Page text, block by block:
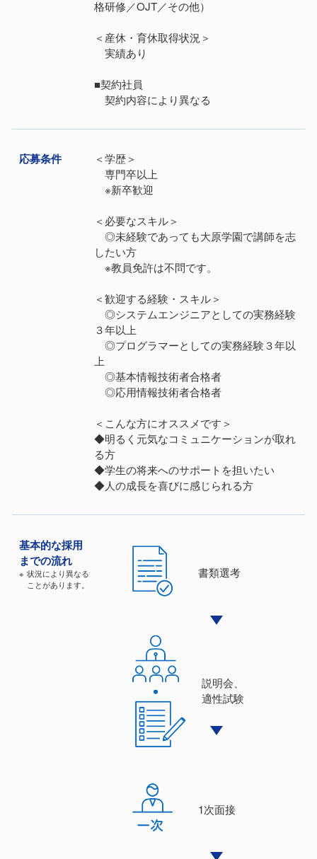
格研修／OJT／その他）
＜産休・育休取得状況＞
実績あり
■契約社員
契約内容により異なる
応募条件
＜学歴＞
専門卒以上
※新卒歓迎
＜必要なスキル＞
◎未経験であっても大原学園で講師を志
したい方
※教員免許は不問です。
＜歓迎する経験・スキル＞
◎システムエンジニアとしての実務経験
３年以上
◎プログラマーとしての実務経験３年以
上
◎基本情報技術者合格者
◎応用情報技術者合格者
＜こんな方にオススメです＞
◆明るく元気なコミュニケーションが取れ
る方
◆学生の将来へのサポートを担いたい
◆人の成長を喜びに感じられる方
基本的な採⽤
までの流れ
状況により異なる
ことがあります。
書類選考
説明会、
適性試験
1次⾯接